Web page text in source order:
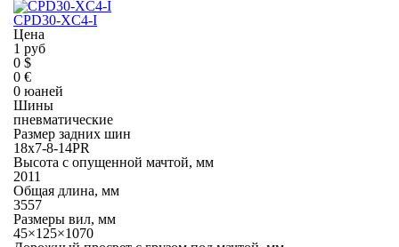
CPD30-XC4-I
Цена
1 руб
0 $
0 €
0 юаней
Шины
пневматические
Размер задних шин
18x7-8-14PR
Высота с опущенной мачтой, мм
2011
Общая длина, мм
3557
Размеры вил, мм
45×125×1070